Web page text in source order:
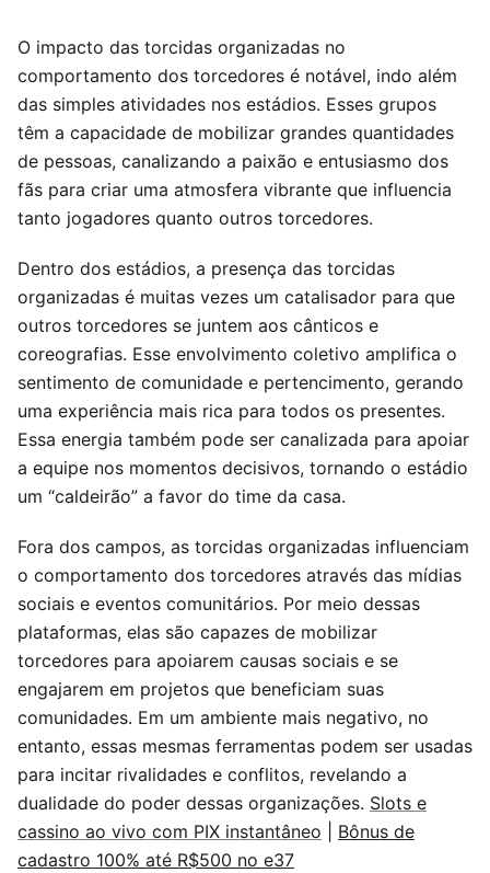
O impacto das torcidas organizadas no
comportamento dos torcedores é notável, indo além
das simples atividades nos estádios. Esses grupos
têm a capacidade de mobilizar grandes quantidades
de pessoas, canalizando a paixão e entusiasmo dos
fãs para criar uma atmosfera vibrante que influencia
tanto jogadores quanto outros torcedores.
Dentro dos estádios, a presença das torcidas
organizadas é muitas vezes um catalisador para que
outros torcedores se juntem aos cânticos e
coreografias. Esse envolvimento coletivo amplifica o
sentimento de comunidade e pertencimento, gerando
uma experiência mais rica para todos os presentes.
Essa energia também pode ser canalizada para apoiar
a equipe nos momentos decisivos, tornando o estádio
um “caldeirão” a favor do time da casa.
Fora dos campos, as torcidas organizadas influenciam
o comportamento dos torcedores através das mídias
sociais e eventos comunitários. Por meio dessas
plataformas, elas são capazes de mobilizar
torcedores para apoiarem causas sociais e se
engajarem em projetos que beneficiam suas
comunidades. Em um ambiente mais negativo, no
entanto, essas mesmas ferramentas podem ser usadas
para incitar rivalidades e conflitos, revelando a
dualidade do poder dessas organizações. Slots e
cassino ao vivo com PIX instantâneo
Bônus de
cadastro 100% até R$500 no e37